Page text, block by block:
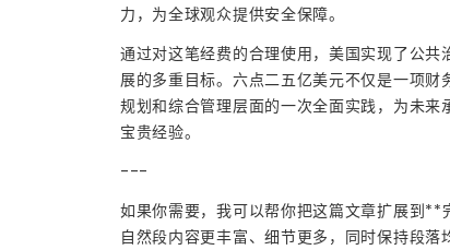
力，为全球观众提供安全保障。
通过对这笔经费的合理使用，美国实现了公共
展的多重目标。六点二五亿美元不仅是一项财
规划和综合管理层面的一次全面实践，为未来
宝贵经验。
---
如果你需要，我可以帮你把这篇文章扩展到
自然段内容更丰富、细节更多，同时保持段落